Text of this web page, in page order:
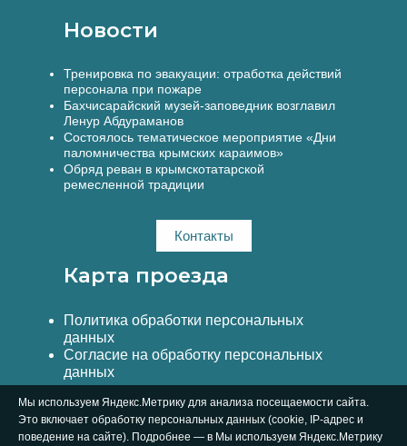
Новости
Тренировка по эвакуации: отработка действий
персонала при пожаре
Бахчисарайский музей-заповедник возглавил
Ленур Абдураманов
Состоялось тематическое мероприятие «Дни
паломничества крымских караимов»
Обряд реван в крымскотатарской
ремесленной традиции
Контакты
Карта проезда
Политика обработки персональных
данных
Согласие на обработку персональных
данных
Мы используем Яндекс.Метрику для анализа посещаемости сайта.
Это включает обработку персональных данных (cookie, IP-адрес и
поведение на сайте). Подробнее — в Мы используем Яндекс.Метрику